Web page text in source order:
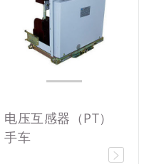
电压互感器（PT）
手车